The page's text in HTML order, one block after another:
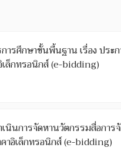
รศึกษาขั้นพื้นฐาน เรื่อง ปร
เล็กทรอนิกส์ (e-bidding)
วัตกรรมสื่อการจัดการเรียนรู้ของผู้เรียนยุค
าอิเล็กทรอนิกส์ (e-bidding)